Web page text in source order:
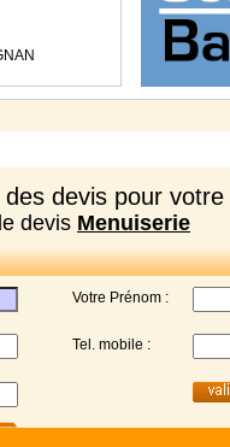
des devis pour votre
devis Menuiserie
Votre Prénom :
Tel. mobile :